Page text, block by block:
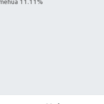
11.11%